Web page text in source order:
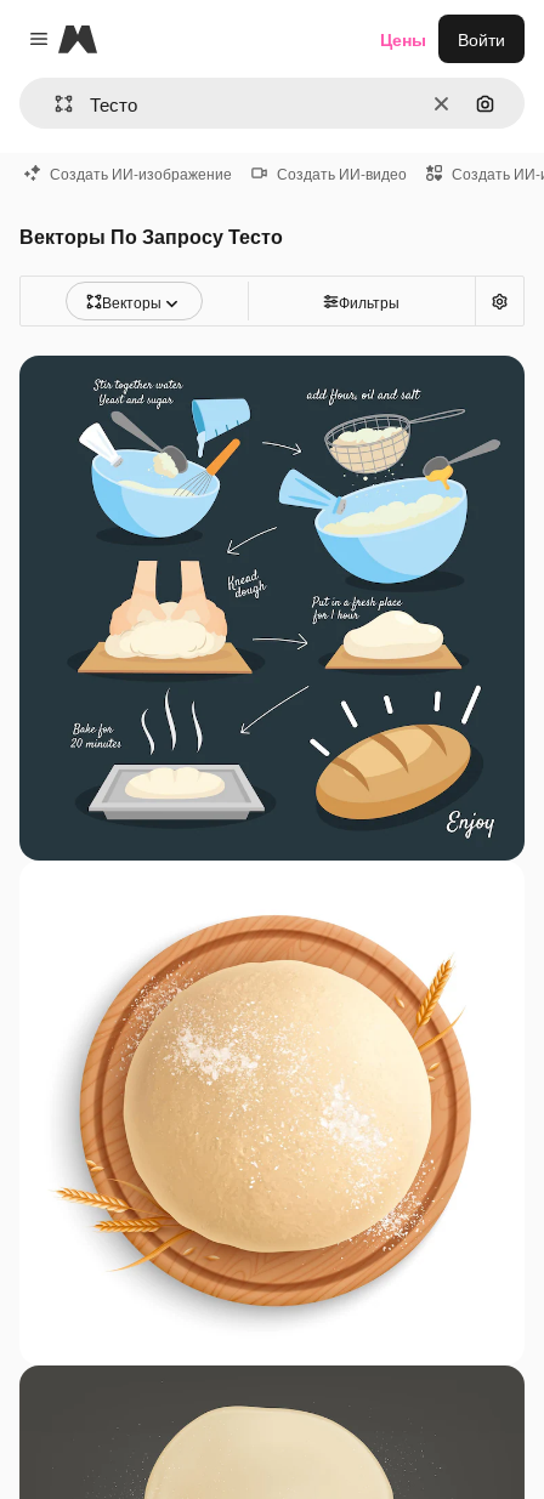
Close menu
Magnific
ОчиститьПоиск
Цены Войти
Создать ИИ-изображение Создать ИИ-видео Создать ИИ-
Векторы По Запросу Тесто
Векторы Фильтры